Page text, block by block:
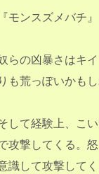
『モンスズメバチ』
らの凶暴さはキ
りも荒っぽいかも
して経験上、こ
攻撃してくる。
識して攻撃して